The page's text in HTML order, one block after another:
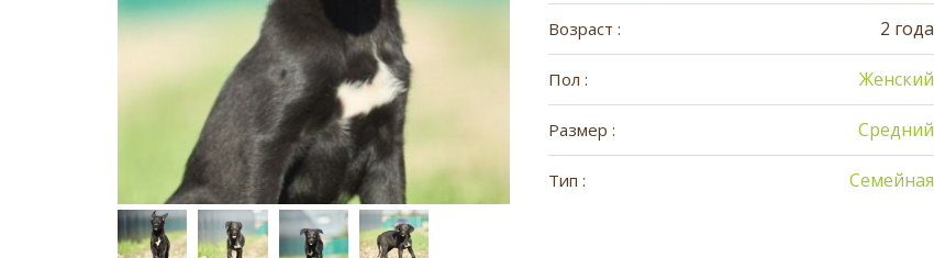
Возраст : 2 года
Пол : Женский
Размер : Средний
Тип : Семейная